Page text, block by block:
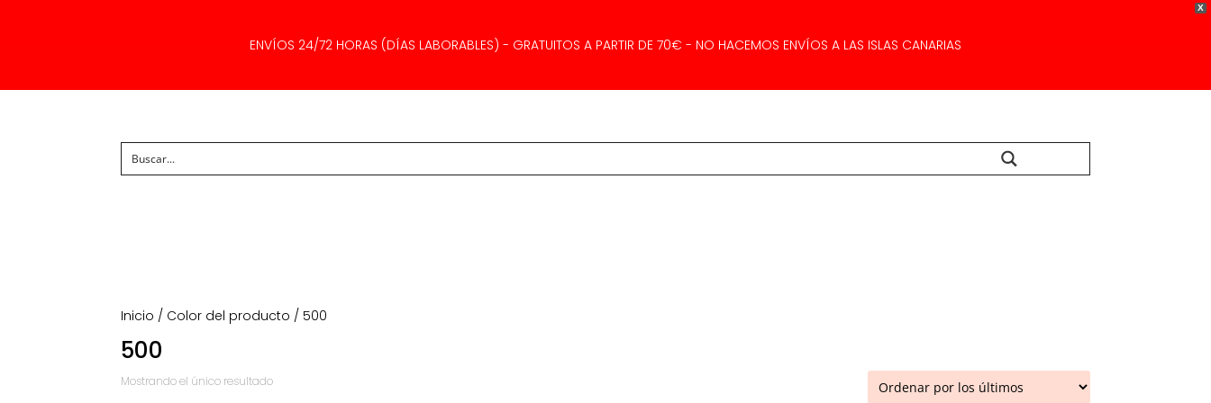
X
ENVÍOS 24/72 HORAS (DÍAS LABORABLES) - GRATUITOS A PARTIR DE 70€ - NO HACEMOS ENVÍOS A LAS ISLAS CANARIAS
Inicio / Color del producto / 500
500
Mostrando el único resultado